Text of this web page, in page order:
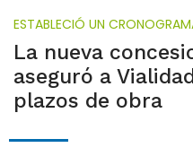
ESTABLECIÓ UN
La nueva
aseguró a
plazos de obra